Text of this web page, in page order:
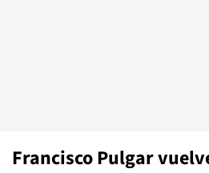
Francisco Pulgar